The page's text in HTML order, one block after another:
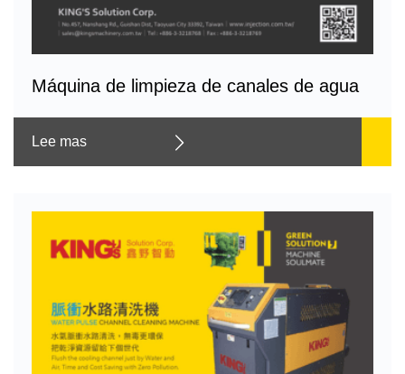
Máquina de limpieza de canales de agua
Lee mas